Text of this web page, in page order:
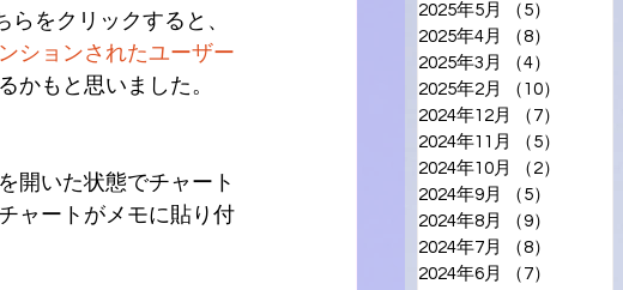
をクリックすると、
ションされたユーザー
かもと思いました。
開いた状態でチャート
ャートがメモに貼り付
2025年5月
（5）
2025年4月
（8）
2025年3月
（4）
2025年2月
（10）
2024年12月
（7）
2024年11月
（5）
2024年10月
（2）
2024年9月
（5）
2024年8月
（9）
2024年7月
（8）
2024年6月
（7）